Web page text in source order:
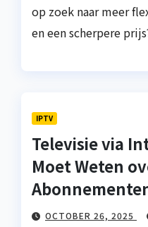
op zoek naar meer
en een scherpere
IPTV
Televisie via
Moet Weten
OCTOBER 26, 2025